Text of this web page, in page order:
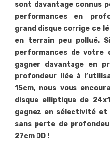
sont davantage connus
performances en
grand disque corrige ce
en terrain peu pollué.
performances de votre
gagner davantage en
profondeur liée à
15cm, nous vous
disque elliptique de
gagnez en sélectivité
sans perte de
27cm DD !